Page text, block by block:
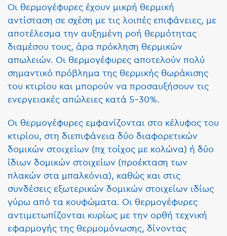
Οι θερμογέφυρες έχουν μικρή θερμική
αντίσταση σε σχέση με τις λοιπές επιφάνειες, με
αποτέλεσμα την αυξημένη ροή θερμότητας
διαμέσου τους, άρα πρόκληση θερμικών
απωλειών. Οι θερμογέφυρες αποτελούν πολύ
σημαντικό πρόβλημα της θερμικής θωράκισης
του κτιρίου και μπορούν να προσαυξήσουν τις
ενεργειακές απώλειες κατά 5-30%.
Οι θερμογέφυρες εμφανίζονται στο κέλυφος του
κτιρίου, στη διεπιφάνεια δύο διαφορετικών
δομικών στοιχείων (πχ τοίχος με κολώνα) ή δύο
ίδιων δομικών στοιχείων (προέκταση των
πλακών στα μπαλκόνια), καθώς και στις
συνδέσεις εξωτερικών δομικών στοιχείων ιδίως
γύρω από τα κουφώματα. Οι θερμογέφυρες
αντιμετωπίζονται κυρίως με την ορθή τεχνική
εφαρμογής της θερμομόνωσης, δίνοντας